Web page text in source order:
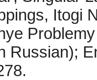
Itogi
Russian);